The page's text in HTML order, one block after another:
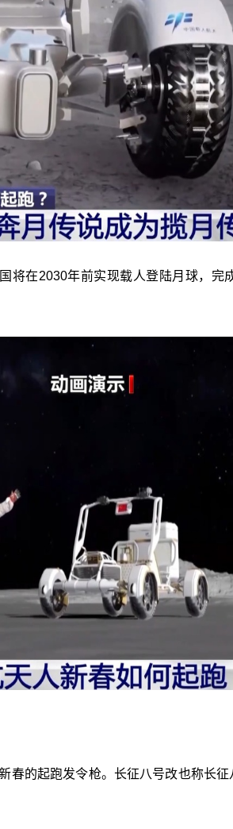
将在2030年前实现载人登陆月球，完
春的起跑发令枪。长征八号改也称长征